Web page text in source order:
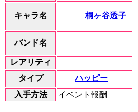
キャラ名 桐ヶ谷透子
バンド名
レアリティ
タイプ
ハッピー
入手方法
イベント報酬